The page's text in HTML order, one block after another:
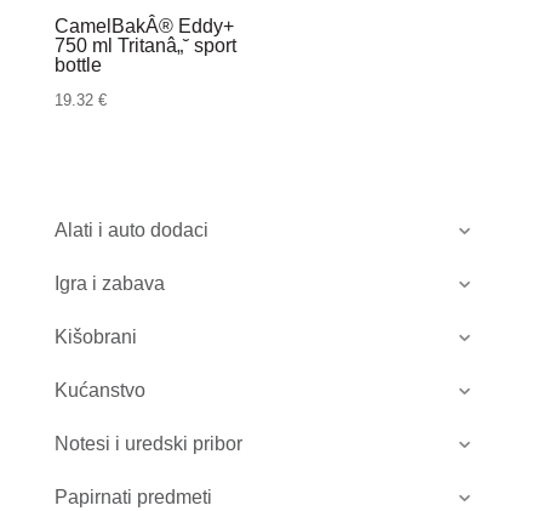
Alati i auto dodaci
Igra i zabava
Kišobrani
Kućanstvo
Notesi i uredski pribor
Papirnati predmeti
CamelBakÂ® Eddy+
750 ml Tritanâ„˘ sport
bottle
19.32 €